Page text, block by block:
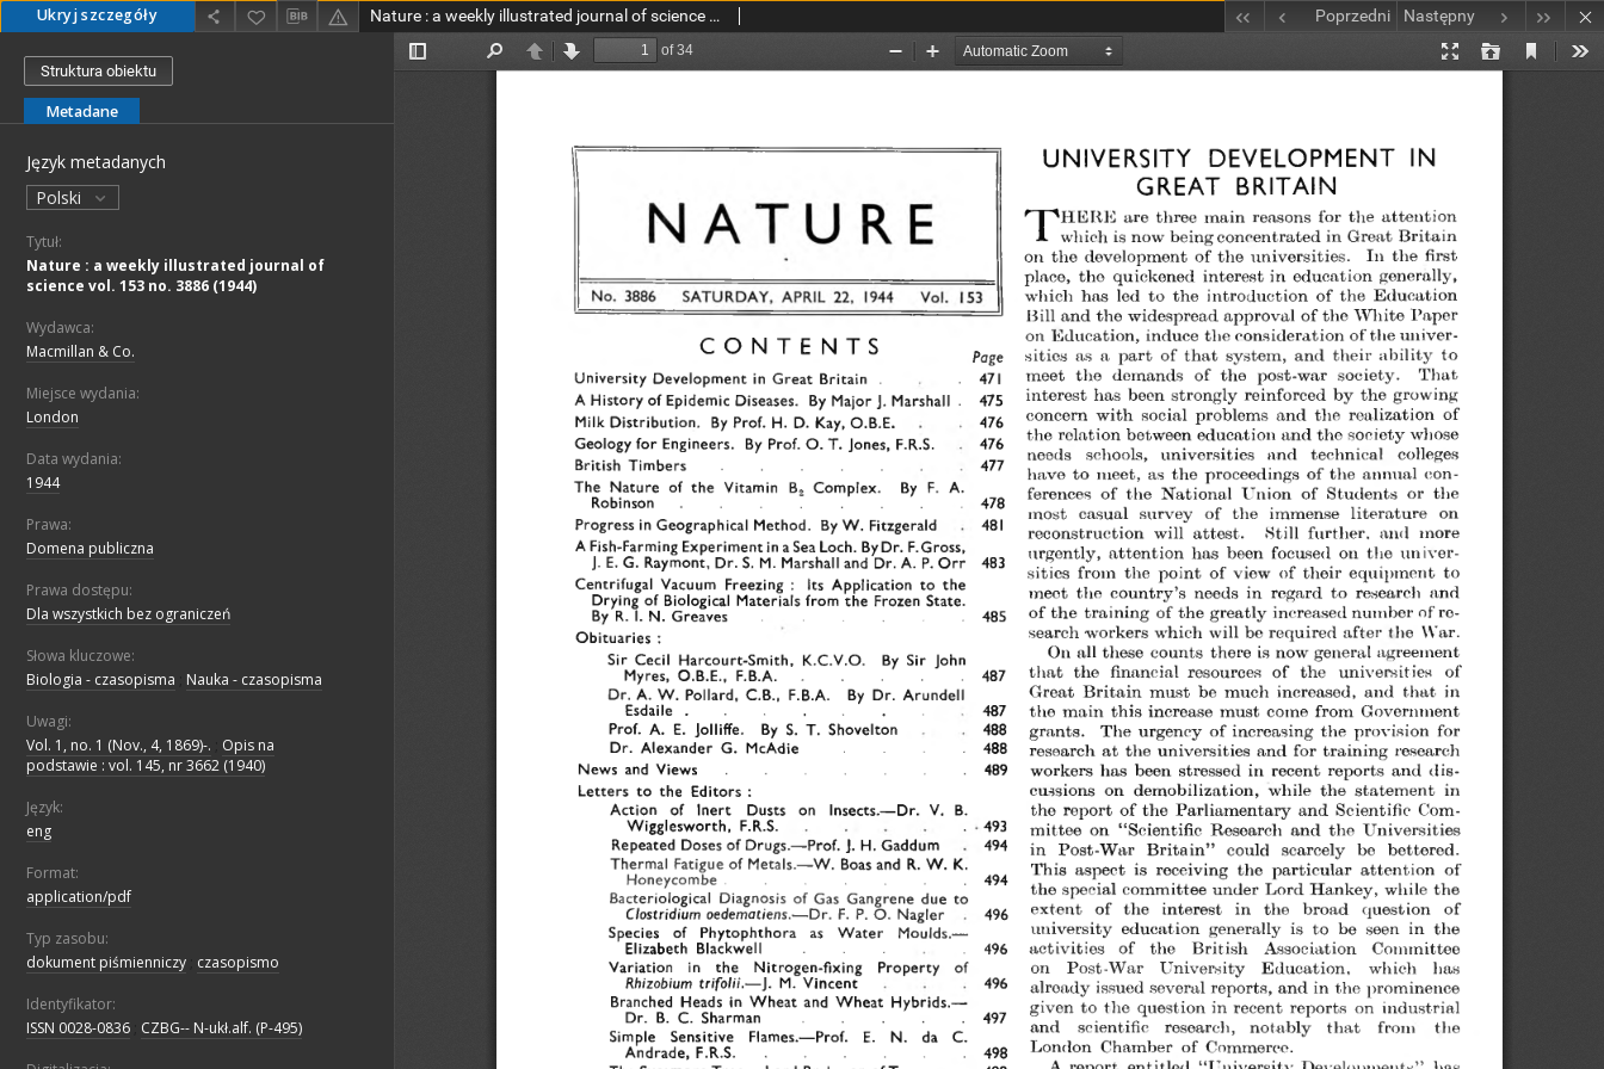
Ukryj szczegóły Nature : a weekly illustrated journal of science vol. 153 no. 3886 (1944) Poprzedni Następny
Struktura obiektu
Metadane
Język metadanych
Polski
Tytuł:
Nature : a weekly illustrated journal of
science vol. 153 no. 3886 (1944)
Wydawca:
Macmillan & Co.
Miejsce wydania:
London
Data wydania:
1944
Prawa:
Domena publiczna
Prawa dostępu:
Dla wszystkich bez ograniczeń
Słowa kluczowe:
Biologia - czasopisma
Nauka - czasopisma
Uwagi:
Vol. 1, no. 1 (Nov., 4, 1869)-.
Opis na
podstawie : vol. 145, nr 3662 (1940)
Język:
eng
Format:
application/pdf
Typ zasobu:
dokument piśmienniczy czasopismo
Identyfikator:
ISSN 0028-0836 CZBG-- N-ukł.alf. (P-495)